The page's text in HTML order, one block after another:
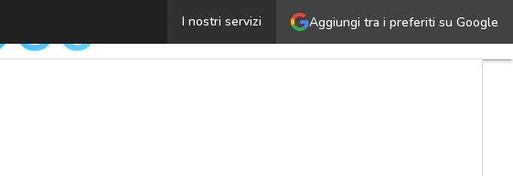
Aggiungi tra i preferiti su Google
I nostri servizi
Attacchi di Adversarial Machine Learning: come